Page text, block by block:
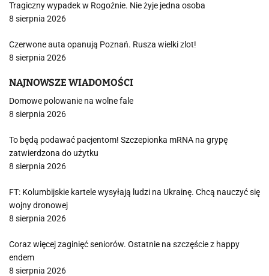
Tragiczny wypadek w Rogoźnie. Nie żyje jedna osoba
8 sierpnia 2026
Czerwone auta opanują Poznań. Rusza wielki zlot!
8 sierpnia 2026
NAJNOWSZE WIADOMOŚCI
Domowe polowanie na wolne fale
8 sierpnia 2026
To będą podawać pacjentom! Szczepionka mRNA na grypę
zatwierdzona do użytku
8 sierpnia 2026
FT: Kolumbijskie kartele wysyłają ludzi na Ukrainę. Chcą nauczyć się
wojny dronowej
8 sierpnia 2026
Coraz więcej zaginięć seniorów. Ostatnie na szczęście z happy
endem
8 sierpnia 2026